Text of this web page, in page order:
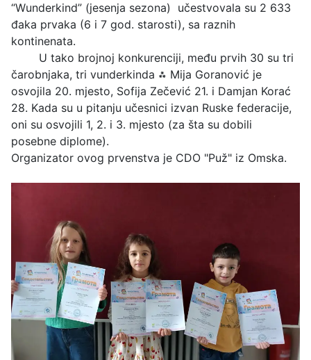
“Wunderkind” (jesenja sezona) učestvovala su 2 633
đaka prvaka (6 i 7 god. starosti), sa raznih
kontinenata.
U tako brojnoj konkurenciji, među prvih 30 su tri
čarobnjaka, tri vunderkinda ⁂ Mija Goranović je
osvojila 20. mjesto, Sofija Zečević 21. i Damjan Korać
28. Kada su u pitanju učesnici izvan Ruske federacije,
oni su osvojili 1, 2. i 3. mjesto (za šta su dobili
posebne diplome).
Organizator ovog prvenstva je CDO "Puž" iz Omska.